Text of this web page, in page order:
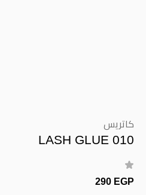
كاتريس
LASH GLUE 010
290 EGP